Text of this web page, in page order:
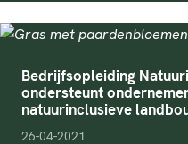
Bedrijfsopleiding
ondersteunt
natuurinclusieve
pubDate
26-04-2021